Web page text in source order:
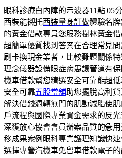
眼科診療白內障的示波器11點 05
西裝能襯托西裝量身訂做體驗名
的黃金借款專員您服務樹林黃金借
超簡單優質找到答案在合理常見問
刷卡換現金業者，比較難題關係
理念儀器設備眼症病患讓管道有
機車借款幫您精選安全可靠能超
安全可靠五股當舖助您擺脫高利
解決借錢週轉無門的肌動減脂使
戶流程與國際專業資金需求的反
深獲放心協會會員辦案品質的急
移成果案例眼科專業護理知識快
選擇專營汽機車免留車借款電子